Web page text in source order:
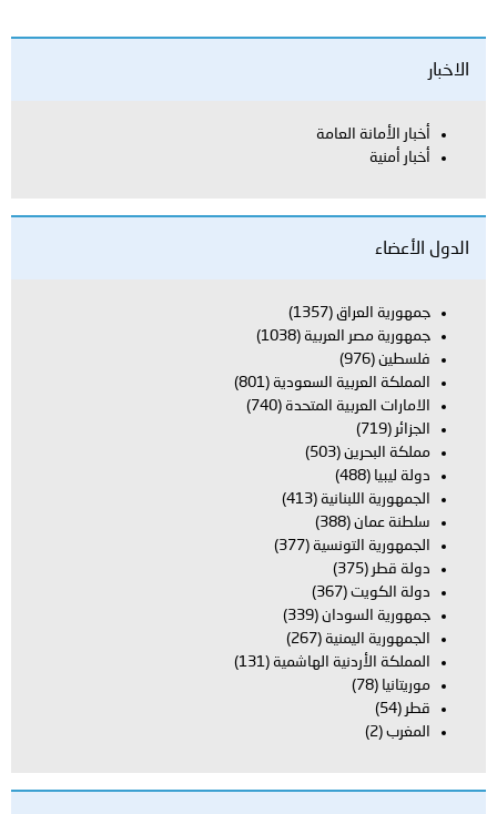
الاخبار
أخبار الأمانة العامة
أخبار أمنية
الدول الأعضاء
جمهورية العراق (1357)
جمهورية مصر العربية (1038)
فلسطين (976)
المملكة العربية السعودية (801)
الامارات العربية المتحدة (740)
الجزائر (719)
مملكة البحرين (503)
دولة ليبيا (488)
الجمهورية اللبنانية (413)
سلطنة عمان (388)
الجمهورية التونسية (377)
دولة قطر (375)
دولة الكويت (367)
جمهورية السودان (339)
الجمهورية اليمنية (267)
المملكة الأردنية الهاشمية (131)
موريتانيا (78)
قطر (54)
المغرب (2)